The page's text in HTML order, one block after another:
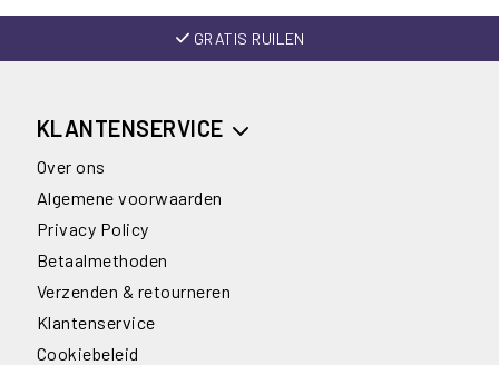
GRATIS RUILEN
KLANTENSERVICE
Over ons
Algemene voorwaarden
Privacy Policy
Betaalmethoden
Verzenden & retourneren
Klantenservice
Cookiebeleid